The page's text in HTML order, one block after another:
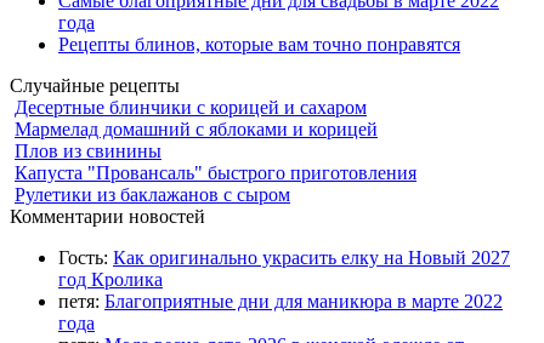
года
Рецепты блинов, которые вам точно понравятся
Случайные рецепты
Десертные блинчики с корицей и сахаром
Мармелад домашний с яблоками и корицей
Плов из свинины
Капуста "Провансаль" быстрого приготовления
Рулетики из баклажанов с сыром
Комментарии новостей
Гость: Как оригинально украсить елку на Новый 2027
год Кролика
петя: Благоприятные дни для маникюра в марте 2022
года